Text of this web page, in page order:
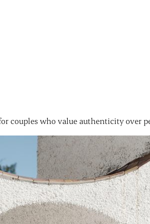
who value authenticity over